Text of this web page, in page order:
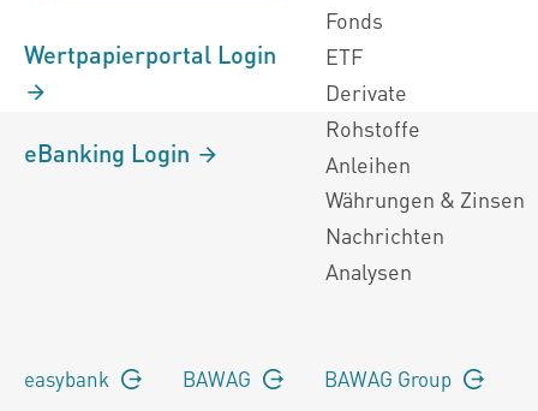
Wertpapierportal Login
eBanking Login
Fonds
ETF
Derivate
Rohstoffe
Anleihen
Währungen & Zinsen
Nachrichten
Analysen
easybank BAWAG BAWAG Group